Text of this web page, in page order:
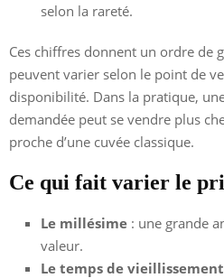
selon la rareté.
Ces chiffres donnent un ordre de
peuvent varier selon le point de
disponibilité. Dans la pratique,
demandée peut se vendre plus
proche d’une cuvée classique.
Ce qui fait varier le
Le millésime : une grande
valeur.
Le temps de vieillissement